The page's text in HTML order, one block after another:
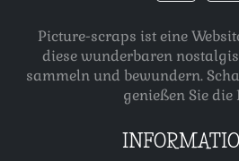
Picture-scraps ist eine
diese wunderbaren
sammeln und bewundern.
genießen Sie die